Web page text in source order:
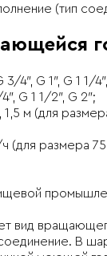
(тип
G 1″, G 1 1/
G 1 1/2″, G 2″;
м (для
(для размера
В